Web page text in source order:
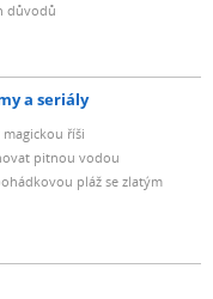
důvodů
a seriály
magickou říši
pitnou vodou
pláž se zlatým